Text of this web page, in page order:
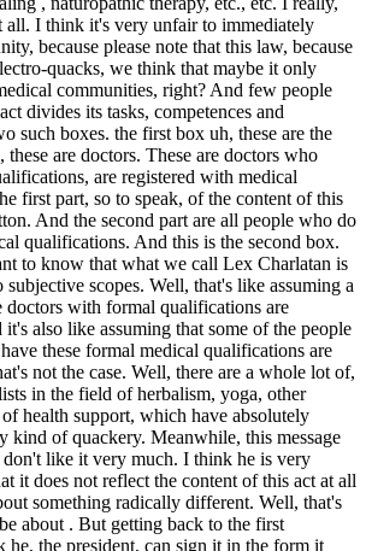
all. I think it's very unfair to immediately
because please note that this law, because
quacks, we think that maybe it only
communities, right? And few people
divides its tasks, competences and
such boxes. the first box uh, these are the
these are doctors. These are doctors who
are registered with medical
first part, so to speak, of the content of this
And the second part are all people who do
qualifications. And this is the second box.
to know that what we call Lex Charlatan is
scopes. Well, that's like assuming a
doctors with formal qualifications are
also like assuming that some of the people
these formal medical qualifications are
not the case. Well, there are a whole lot of,
in the field of herbalism, yoga, other
health support, which have absolutely
kind of quackery. Meanwhile, this message
don't like it very much. I think he is very
it does not reflect the content of this act at all
something radically different. Well, that's
about . But getting back to the first
he, the president, can sign it in the form it